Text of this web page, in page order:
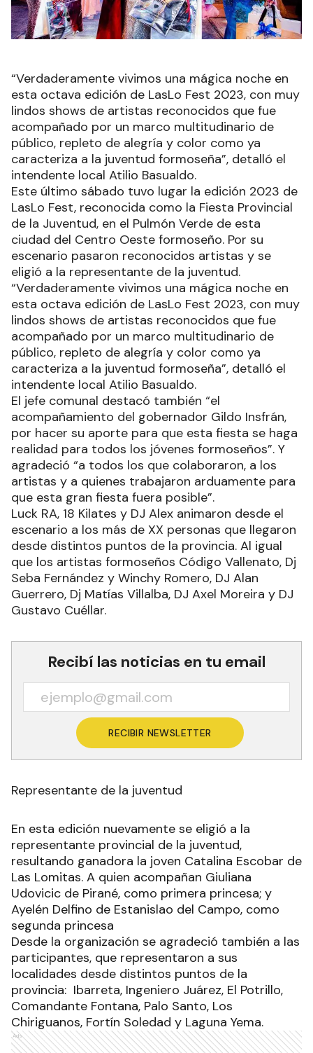
“Verdaderamente vivimos una mágica noche en
esta octava edición de LasLo Fest 2023, con muy
lindos shows de artistas reconocidos que fue
acompañado por un marco multitudinario de
público, repleto de alegría y color como ya
caracteriza a la juventud formoseña”, detalló el
intendente local Atilio Basualdo.
Este último sábado tuvo lugar la edición 2023 de
LasLo Fest, reconocida como la Fiesta Provincial
de la Juventud, en el Pulmón Verde de esta
ciudad del Centro Oeste formoseño. Por su
escenario pasaron reconocidos artistas y se
eligió a la representante de la juventud.
“Verdaderamente vivimos una mágica noche en
esta octava edición de LasLo Fest 2023, con muy
lindos shows de artistas reconocidos que fue
acompañado por un marco multitudinario de
público, repleto de alegría y color como ya
caracteriza a la juventud formoseña”, detalló el
intendente local Atilio Basualdo.
El jefe comunal destacó también “el
acompañamiento del gobernador Gildo Insfrán,
por hacer su aporte para que esta fiesta se haga
realidad para todos los jóvenes formoseños”. Y
agradeció “a todos los que colaboraron, a los
artistas y a quienes trabajaron arduamente para
que esta gran fiesta fuera posible”.
Luck RA, 18 Kilates y DJ Alex animaron desde el
escenario a los más de XX personas que llegaron
desde distintos puntos de la provincia. Al igual
que los artistas formoseños Código Vallenato, Dj
Seba Fernández y Winchy Romero, DJ Alan
Guerrero, Dj Matías Villalba, DJ Axel Moreira y DJ
Gustavo Cuéllar.
Recibí las noticias en tu email
RECIBIR NEWSLETTER
Representante de la juventud
En esta edición nuevamente se eligió a la
representante provincial de la juventud,
resultando ganadora la joven Catalina Escobar de
Las Lomitas. A quien acompañan Giuliana
Udovicic de Pirané, como primera princesa; y
Ayelén Delfino de Estanislao del Campo, como
segunda princesa
Desde la organización se agradeció también a las
participantes, que representaron a sus
localidades desde distintos puntos de la
provincia: Ibarreta, Ingeniero Juárez, El Potrillo,
Comandante Fontana, Palo Santo, Los
Chiriguanos, Fortín Soledad y Laguna Yema.
Ads